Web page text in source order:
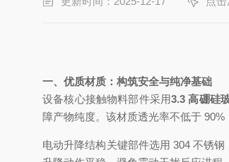
一、优质材质：构筑安全与纯净基础
设备核心接触物料部件采用3.3高硼硅
障产物纯度。该材质透光率不低于 90%
电动升降结构关键部件选用 304不锈钢